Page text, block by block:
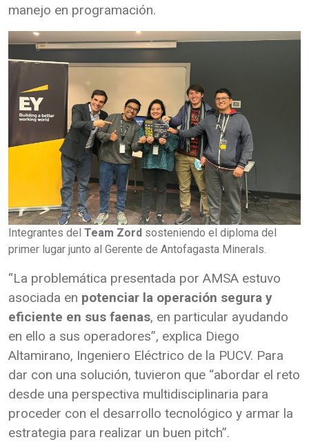
manejo en programación.
Integrantes del Team Zord sosteniendo el diploma del
primer lugar junto al Gerente de Antofagasta Minerals.
“La problemática presentada por AMSA estuvo
asociada en potenciar la operación segura y
eficiente en sus faenas, en particular ayudando
en ello a sus operadores”, explica Diego
Altamirano, Ingeniero Eléctrico de la PUCV. Para
dar con una solución, tuvieron que “abordar el reto
desde una perspectiva multidisciplinaria para
proceder con el desarrollo tecnológico y armar la
estrategia para realizar un buen pitch”.